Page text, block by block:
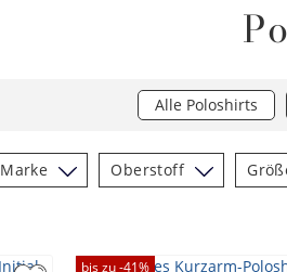
Alle Poloshirts
Marke Oberstoff
bis zu -41%